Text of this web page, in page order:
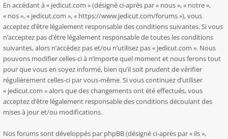
En accédant à « jedicut.com » (désigné ci-après par « nous », « notre »,
« nos », « jedicut.com », « https://www.jedicut.com/forums »), vous
acceptez d’être légalement responsable des conditions suivantes. Si vous
n’acceptez pas d’être légalement responsable de toutes les conditions
suivantes, alors n’accédez pas et/ou n’utilisez pas « jedicut.com ». Nous
pouvons modifier celles-ci à n’importe quel moment et nous ferons tout
pour que vous en soyez informé, bien qu’il soit prudent de vérifier
régulièrement celles-ci par vous-même. Si vous continuez d’utiliser
« jedicut.com » alors que des changements ont été effectués, vous
acceptez d’être légalement responsable des conditions découlant des
mises à jour et/ou modifications.
Nos forums sont développés par phpBB (désigné ci-après par « ils »,